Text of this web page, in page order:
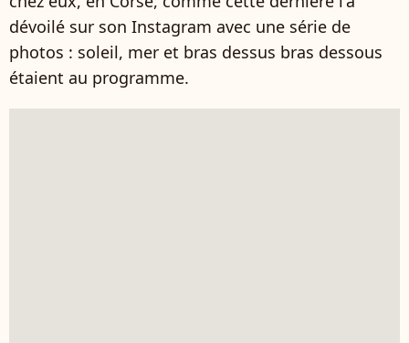
dévoilé sur son Instagram avec une série de
photos : soleil, mer et bras dessus bras dessous
étaient au programme.